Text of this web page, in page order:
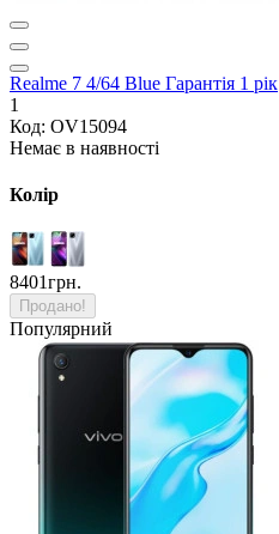
Realme 7 4/64 Blue Гарантія 1 рік
1
Код: OV15094
Немає в наявності
Колір
8401грн.
Продано!
Популярний